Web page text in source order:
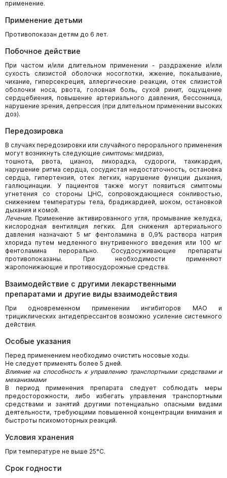
применение.
Применение детьми
Противопоказан детям до 6 лет.
Побочное действие
При частом и/или длительном применении - раздражение и/или
сухость слизистой оболочки носоглотки, жжение, покалывание,
чихание, гиперсекреция, аллергические реакции, отек слизистой
оболочки носа, рвота, головная боль, сухой ринит, ощущение
сердцебиения, повышение артериального давления, бессонница,
нарушение зрения, депрессия (при длительном применении высоких
доз).
Передозировка
В случаях передозировки или случайного перорального применения
могут возникнуть следующие симптомы:мидриаз,
тошнота, рвота, цианоз, лихорадка, судороги, тахикардия,
нарушение ритма сердца, сосудистая недостаточность, остановка
сердца, гипертензия, отек легких, нарушение функции дыхания,
галлюцинации. У пациентов также могут появиться симптомы
угнетения со стороны ЦНС, сопровождающиеся сонливостью,
снижением температуры тела, брадикардией, шоком, остановкой
дыхания и комой.
Лечение. Применение активированного угля, промывание желудка,
кислородная вентиляция легких. Для снижения артериального
давления назначают 5 мг фентоламина в 0,9% раствора натрия
хлорида путем медленного внутривенного введения или 100 мг
фентоламина перорально. Сосудосуживающие препараты
противопоказаны. При необходимости применяют
жаропонижающие и противосудорожные средства.
Взаимодействие с другими лекарственными
препаратами и другие виды взаимодействия
При одновременном применении ингибиторов МАО и
трициклических антидепрессантов возможно усиление системного
действия.
Особые указания
Перед применением необходимо очистить носовые ходы.
Не следует применять более 5 дней.
Влияние на способность к управлению транспортными средствами и
механизмами
В период применения препарата следует соблюдать меры
предосторожности, либо избегать управления транспортными
средствами и занятий другими потенциально опасными видами
деятельности, требующими повышенной концентрации внимания и
быстроты психомоторных реакций.
Условия хранения
При температуре не выше 25°С.
Срок годности